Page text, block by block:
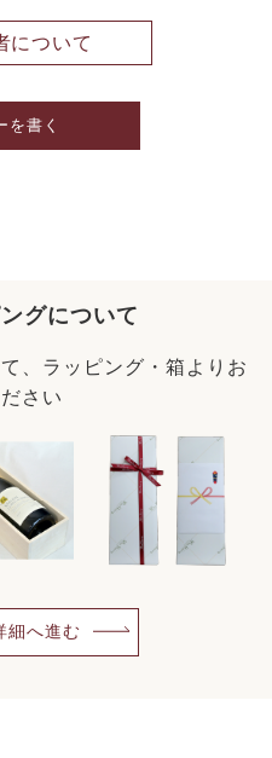
について
を書く
グについて
、ラッピング・箱よりお
さい
細へ進む